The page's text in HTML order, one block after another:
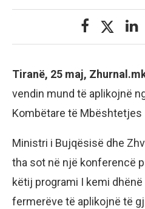
Tiranë, 25 maj,
vendin mund të aplikojnë
Kombëtare të Mbështetjes
Ministri i Bujqësisë dhe
tha sot në një konferencë
këtij programi I kemi
fermerëve të aplikojnë të